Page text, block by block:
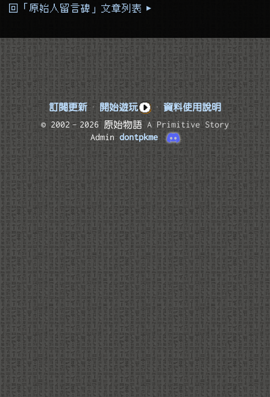
回「原始人留言碑」文章列表 ▸
訂閱更新 · 開始遊玩 · 資料使用說明
© 2002–2026 原始物語A Primitive Story
Admindontpkme